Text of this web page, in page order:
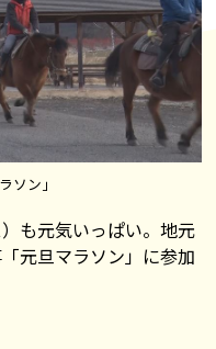
ソン」
も元気いっぱい。地元
元旦マラソン」に参加